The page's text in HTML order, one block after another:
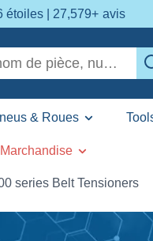
étoiles | 27,579+ avis
& Roues
Marchandise
series Belt Tensioners